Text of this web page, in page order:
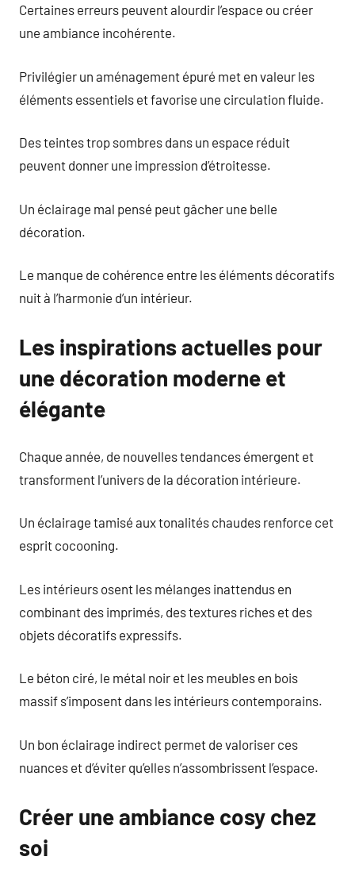
Certaines erreurs peuvent alourdir l’espace ou créer
une ambiance incohérente.
Privilégier un aménagement épuré met en valeur les
éléments essentiels et favorise une circulation fluide.
Des teintes trop sombres dans un espace réduit
peuvent donner une impression d’étroitesse.
Un éclairage mal pensé peut gâcher une belle
décoration.
Le manque de cohérence entre les éléments décoratifs
nuit à l’harmonie d’un intérieur.
Les inspirations actuelles pour
une décoration moderne et
élégante
Chaque année, de nouvelles tendances émergent et
transforment l’univers de la décoration intérieure.
Un éclairage tamisé aux tonalités chaudes renforce cet
esprit cocooning.
Les intérieurs osent les mélanges inattendus en
combinant des imprimés, des textures riches et des
objets décoratifs expressifs.
Le béton ciré, le métal noir et les meubles en bois
massif s’imposent dans les intérieurs contemporains.
Un bon éclairage indirect permet de valoriser ces
nuances et d’éviter qu’elles n’assombrissent l’espace.
Créer une ambiance cosy chez
soi